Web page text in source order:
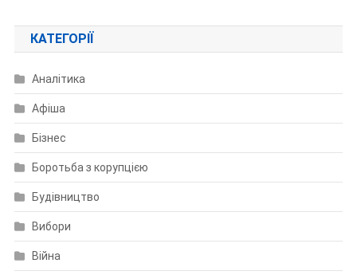
КАТЕГОРІЇ
Аналітика
Афіша
Бізнес
Боротьба з корупцією
Будівництво
Вибори
Війна